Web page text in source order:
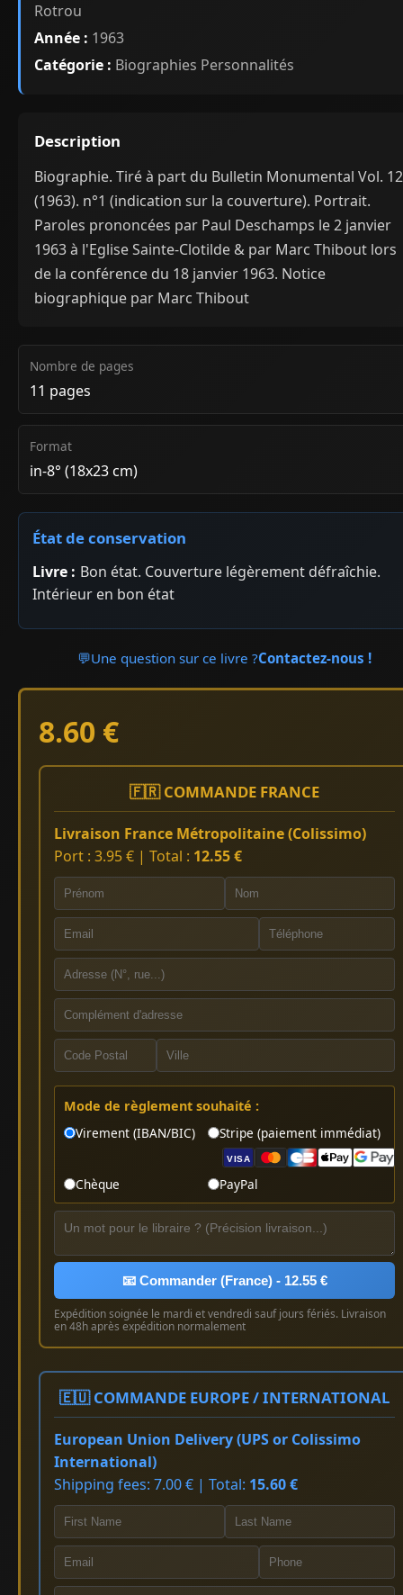
Rotrou
Année : 1963
Catégorie : Biographies Personnalités
Description
Biographie. Tiré à part du Bulletin Monumental Vol.
(1963). n°1 (indication sur la couverture). Portrait.
Paroles prononcées par Paul Deschamps le 2 janvier
1963 à l'Eglise Sainte-Clotilde & par Marc Thibout lors
de la conférence du 18 janvier 1963. Notice
biographique par Marc Thibout
Nombre de pages
11 pages
Format
in-8° (18x23 cm)
État de conservation
Livre : Bon état. Couverture légèrement défraîchie.
Intérieur en bon état
💬Une question sur ce livre ?Contactez-nous !
8.60 €
🇫🇷 COMMANDE FRANCE
Livraison France Métropolitaine (Colissimo)
Port : 3.95 € | Total : 12.55 €
Mode de règlement souhaité :
Virement (IBAN/BIC)
Stripe (paiement immédiat)
VISA
Chèque PayPal
📧 Commander (France) - 12.55 €
Expédition soignée le mardi et vendredi sauf jours fériés. Livraison
en 48h après expédition normalement
🇪🇺 COMMANDE EUROPE / INTERNATIONAL
European Union Delivery (UPS or Colissimo
International)
Shipping fees: 7.00 € | Total: 15.60 €